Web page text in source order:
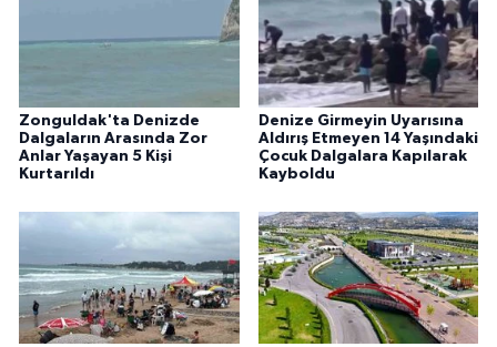
Zonguldak'ta Denizde
Dalgaların Arasında Zor
Anlar Yaşayan 5 Kişi
Kurtarıldı
Denize Girmeyin Uyarısına
Aldırış Etmeyen 14 Yaşındaki
Çocuk Dalgalara Kapılarak
Kayboldu